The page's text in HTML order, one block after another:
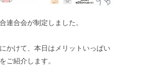
連合会が制定しました。
かけて、本日はメリットいっぱい
ご紹介します。